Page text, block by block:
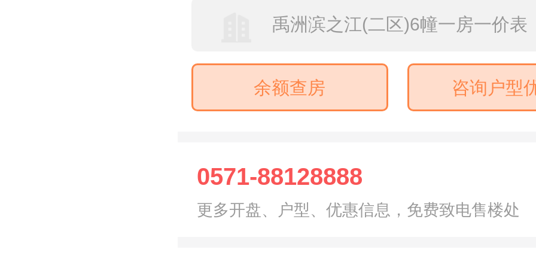
禹洲滨之江(二区)6幢一房一价表
余额查房 咨询户型
0571-88128888
更多开盘、户型、优惠信息，免费致电售楼处